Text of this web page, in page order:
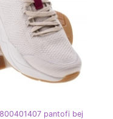
pantofi bej